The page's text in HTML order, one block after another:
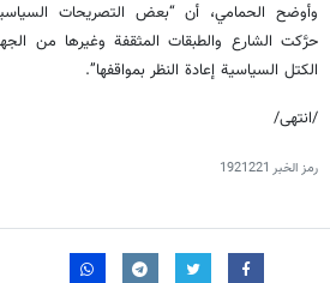
وأوضح الحمامي، أن “بعض التصريحات
حرَّكت الشارع والطبقات المثقفة وغيرها من
الكتل السياسية إعادة النظر بمواقفها”.
/انتهى/
رمز الخبر 1921221